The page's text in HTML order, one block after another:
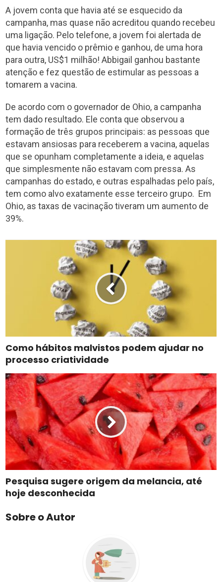
A jovem conta que havia até se esquecido da
campanha, mas quase não acreditou quando recebeu
uma ligação. Pelo telefone, a jovem foi alertada de
que havia vencido o prêmio e ganhou, de uma hora
para outra, US$1 milhão! Abbigail ganhou bastante
atenção e fez questão de estimular as pessoas a
tomarem a vacina.
De acordo com o governador de Ohio, a campanha
tem dado resultado. Ele conta que observou a
formação de três grupos principais: as pessoas que
estavam ansiosas para receberem a vacina, aquelas
que se opunham completamente a ideia, e aquelas
que simplesmente não estavam com pressa. As
campanhas do estado, e outras espalhadas pelo país,
tem como alvo exatamente esse terceiro grupo. Em
Ohio, as taxas de vacinação tiveram um aumento de
39%.
Como hábitos malvistos podem ajudar no
processo criatividade
Pesquisa sugere origem da melancia, até
hoje desconhecida
Sobre o Autor